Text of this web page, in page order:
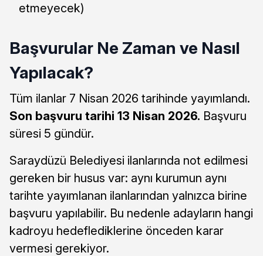
etmeyecek)
Başvurular Ne Zaman ve Nasıl
Yapılacak?
Tüm ilanlar 7 Nisan 2026 tarihinde yayımlandı.
Son başvuru tarihi 13 Nisan 2026. Başvuru
süresi 5 gündür.
Saraydüzü Belediyesi ilanlarında not edilmesi
gereken bir husus var: aynı kurumun aynı
tarihte yayımlanan ilanlarından yalnızca birine
başvuru yapılabilir. Bu nedenle adayların hangi
kadroyu hedeflediklerine önceden karar
vermesi gerekiyor.